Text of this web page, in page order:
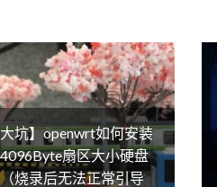
坑】openwrt如何安装
扇区大小硬盘
烧录后无法正常引导